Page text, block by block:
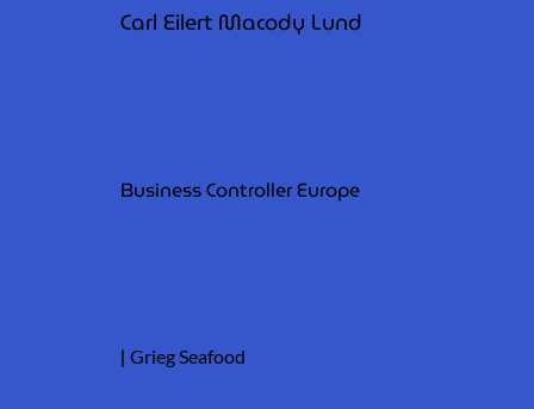
Carl Eilert Macody Lund
Business Controller Europe
| Grieg Seafood